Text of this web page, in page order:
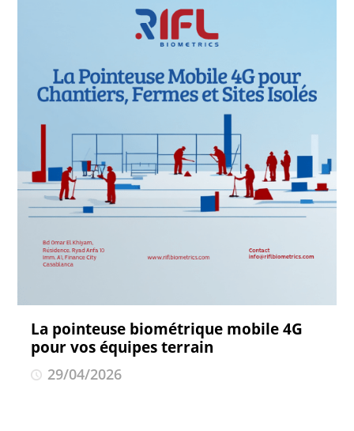
La pointeuse biométrique mobile 4G
pour vos équipes terrain
29/04/2026